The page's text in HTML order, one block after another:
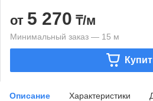
от 5 270 ₸/м
Минимальный заказ — 15 м
Описание Характеристики